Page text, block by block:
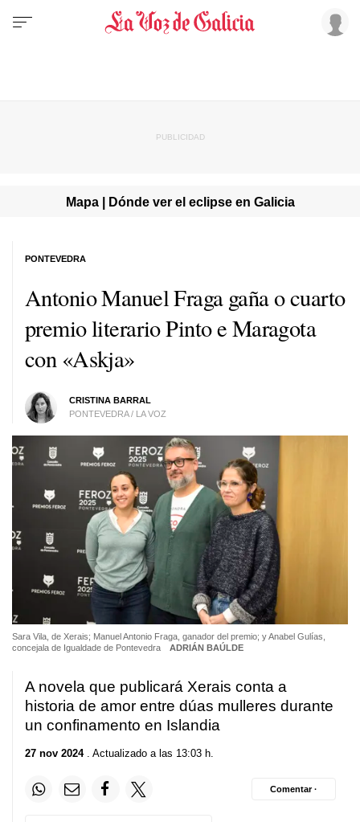
Mapa | Dónde ver el eclipse en Galicia
Antonio Manuel Fraga gañao cuarto
premio literario Pintoe Maragota
con «Askja»
CRISTINA BARRAL
PONTEVEDRA / LA VOZ
PONTEVEDRA
Sara Vila, de Xerais; Manuel Antonio Fraga, ganador del premio; y Anabel Gulías,
concejala de Igualdade de Pontevedra
ADRIÁN BAÚLDE
A novela que publicará Xerais conta a
historia de amor entre dúas mulleres durante
un confinamento en Islandia
27 nov 2024. Actualizado a las 13:03 h.
Comentar ·